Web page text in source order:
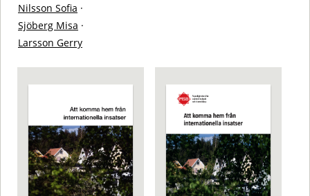
Nilsson Sofia ·
Sjöberg Misa ·
Larsson Gerry